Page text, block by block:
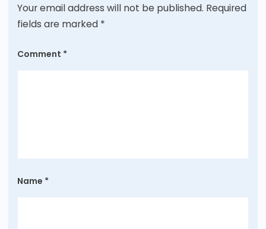
Your email address will not be published. Required
fields are marked *
Comment *
Name *